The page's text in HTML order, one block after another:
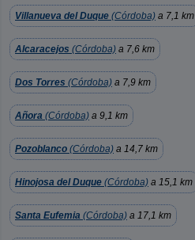
Villanueva del Duque (Córdoba) a 7,1 km
Alcaracejos (Córdoba) a 7,6 km
Dos Torres (Córdoba) a 7,9 km
Añora (Córdoba) a 9,1 km
Pozoblanco (Córdoba) a 14,7 km
Hinojosa del Duque (Córdoba) a 15,1 km
Santa Eufemia (Córdoba) a 17,1 km